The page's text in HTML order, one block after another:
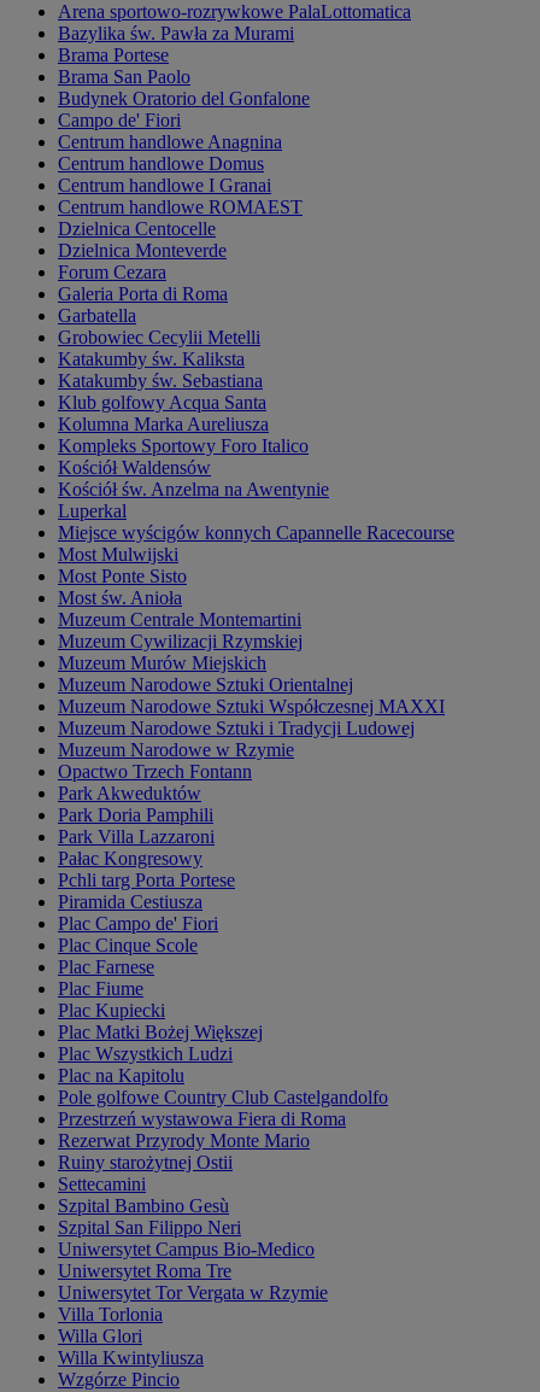
Arena sportowo-rozrywkowe PalaLottomatica
Bazylika św. Pawła za Murami
Brama Portese
Brama San Paolo
Budynek Oratorio del Gonfalone
Campo de' Fiori
Centrum handlowe Anagnina
Centrum handlowe Domus
Centrum handlowe I Granai
Centrum handlowe ROMAEST
Dzielnica Centocelle
Dzielnica Monteverde
Forum Cezara
Galeria Porta di Roma
Garbatella
Grobowiec Cecylii Metelli
Katakumby św. Kaliksta
Katakumby św. Sebastiana
Klub golfowy Acqua Santa
Kolumna Marka Aureliusza
Kompleks Sportowy Foro Italico
Kościół Waldensów
Kościół św. Anzelma na Awentynie
Luperkal
Miejsce wyścigów konnych Capannelle Racecourse
Most Mulwijski
Most Ponte Sisto
Most św. Anioła
Muzeum Centrale Montemartini
Muzeum Cywilizacji Rzymskiej
Muzeum Murów Miejskich
Muzeum Narodowe Sztuki Orientalnej
Muzeum Narodowe Sztuki Współczesnej MAXXI
Muzeum Narodowe Sztuki i Tradycji Ludowej
Muzeum Narodowe w Rzymie
Opactwo Trzech Fontann
Park Akweduktów
Park Doria Pamphili
Park Villa Lazzaroni
Pałac Kongresowy
Pchli targ Porta Portese
Piramida Cestiusza
Plac Campo de' Fiori
Plac Cinque Scole
Plac Farnese
Plac Fiume
Plac Kupiecki
Plac Matki Bożej Większej
Plac Wszystkich Ludzi
Plac na Kapitolu
Pole golfowe Country Club Castelgandolfo
Przestrzeń wystawowa Fiera di Roma
Rezerwat Przyrody Monte Mario
Ruiny starożytnej Ostii
Settecamini
Szpital Bambino Gesù
Szpital San Filippo Neri
Uniwersytet Campus Bio-Medico
Uniwersytet Roma Tre
Uniwersytet Tor Vergata w Rzymie
Villa Torlonia
Willa Glori
Willa Kwintyliusza
Wzgórze Pincio